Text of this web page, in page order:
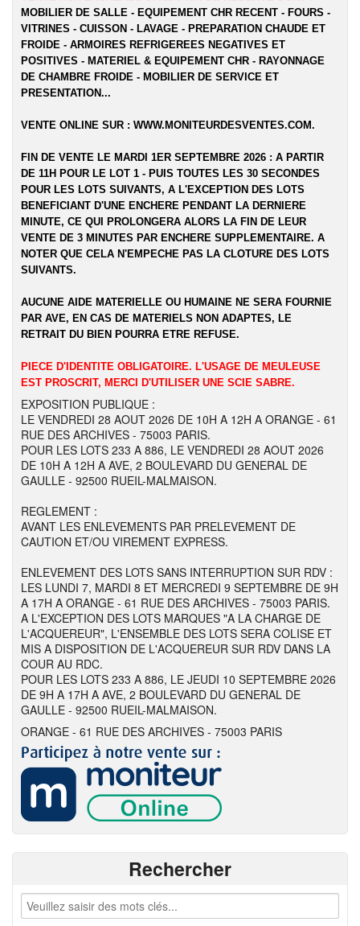
MOBILIER DE SALLE - EQUIPEMENT CHR RECENT - FOURS -
VITRINES - CUISSON - LAVAGE - PREPARATION CHAUDE ET
FROIDE - ARMOIRES REFRIGEREES NEGATIVES ET
POSITIVES - MATERIEL & EQUIPEMENT CHR - RAYONNAGE
DE CHAMBRE FROIDE - MOBILIER DE SERVICE ET
PRESENTATION...
VENTE ONLINE SUR : WWW.MONITEURDESVENTES.COM.
FIN DE VENTE LE MARDI 1ER SEPTEMBRE 2026 : A PARTIR
DE 11H POUR LE LOT 1 - PUIS TOUTES LES 30 SECONDES
POUR LES LOTS SUIVANTS, A L'EXCEPTION DES LOTS
BENEFICIANT D'UNE ENCHERE PENDANT LA DERNIERE
MINUTE, CE QUI PROLONGERA ALORS LA FIN DE LEUR
VENTE DE 3 MINUTES PAR ENCHERE SUPPLEMENTAIRE. A
NOTER QUE CELA N'EMPECHE PAS LA CLOTURE DES LOTS
SUIVANTS.
AUCUNE AIDE MATERIELLE OU HUMAINE NE SERA FOURNIE
PAR AVE, EN CAS DE MATERIELS NON ADAPTES, LE
RETRAIT DU BIEN POURRA ETRE REFUSE.
PIECE D'IDENTITE OBLIGATOIRE. L'USAGE DE MEULEUSE
EST PROSCRIT, MERCI D'UTILISER UNE SCIE SABRE.
EXPOSITION PUBLIQUE :
LE VENDREDI 28 AOUT 2026 DE 10H A 12H A ORANGE - 61
RUE DES ARCHIVES - 75003 PARIS.
POUR LES LOTS 233 A 886, LE VENDREDI 28 AOUT 2026
DE 10H A 12H A AVE, 2 BOULEVARD DU GENERAL DE
GAULLE - 92500 RUEIL-MALMAISON.
REGLEMENT :
AVANT LES ENLEVEMENTS PAR PRELEVEMENT DE
CAUTION ET/OU VIREMENT EXPRESS.
ENLEVEMENT DES LOTS SANS INTERRUPTION SUR RDV :
LES LUNDI 7, MARDI 8 ET MERCREDI 9 SEPTEMBRE DE 9H
A 17H A ORANGE - 61 RUE DES ARCHIVES - 75003 PARIS.
A L'EXCEPTION DES LOTS MARQUES "A LA CHARGE DE
L'ACQUEREUR", L'ENSEMBLE DES LOTS SERA COLISE ET
MIS A DISPOSITION DE L'ACQUEREUR SUR RDV DANS LA
COUR AU RDC.
POUR LES LOTS 233 A 886, LE JEUDI 10 SEPTEMBRE 2026
DE 9H A 17H A AVE, 2 BOULEVARD DU GENERAL DE
GAULLE - 92500 RUEIL-MALMAISON.
ORANGE - 61 RUE DES ARCHIVES - 75003 PARIS
Rechercher